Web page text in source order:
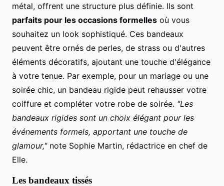
métal, offrent une structure plus définie. Ils sont
parfaits pour les occasions formelles où vous
souhaitez un look sophistiqué. Ces bandeaux
peuvent être ornés de perles, de strass ou d'autres
éléments décoratifs, ajoutant une touche d'élégance
à votre tenue. Par exemple, pour un mariage ou une
soirée chic, un bandeau rigide peut rehausser votre
coiffure et compléter votre robe de soirée. "Les
bandeaux rigides sont un choix élégant pour les
événements formels, apportant une touche de
glamour,"note Sophie Martin, rédactrice en chef de
Elle.
Les bandeaux tissés